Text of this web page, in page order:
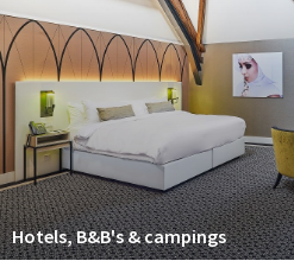
Hotels, B&B's & campings